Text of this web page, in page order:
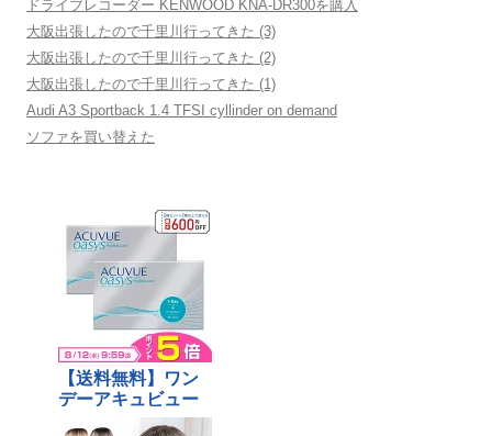
ドライブレコーダー KENWOOD KNA-DR300を購入
大阪出張したので千里川行ってきた (3)
大阪出張したので千里川行ってきた (2)
大阪出張したので千里川行ってきた (1)
Audi A3 Sportback 1.4 TFSI cyllinder on demand
ソファを買い替えた